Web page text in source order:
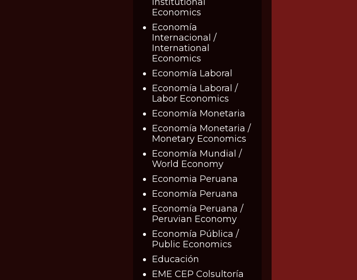
Economics
Economía
Internacional /
International
Economics
Economía Laboral
Economía Laboral /
Labor Economics
Economía Monetaria
Economía Monetaria /
Monetary Economics
Economía Mundial /
World Economy
Economia Peruana
Economía Peruana
Economía Peruana /
Peruvian Economy
Economía Pública /
Public Economics
Educación
EME CEP Colsultoría